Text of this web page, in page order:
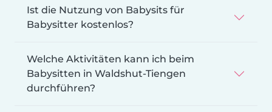
Ist die Nutzung von Babysits für
Babysitter kostenlos?
Welche Aktivitäten kann ich beim
Babysitten in Waldshut-Tiengen
durchführen?